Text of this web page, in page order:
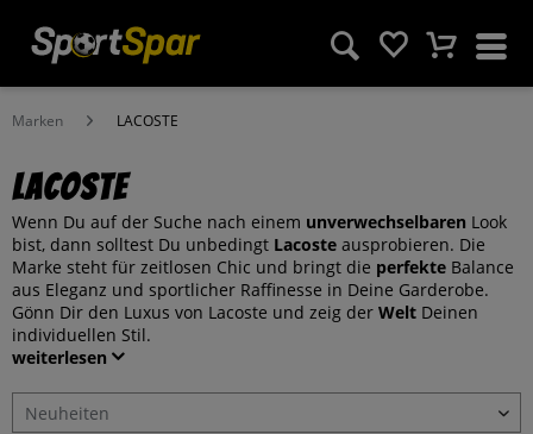
Marken LACOSTE
LACOSTE
Wenn Du auf der Suche nach einem unverwechselbaren Look
bist, dann solltest Du unbedingt Lacoste ausprobieren. Die
Marke steht für zeitlosen Chic und bringt die perfekte Balance
aus Eleganz und sportlicher Raffinesse in Deine Garderobe.
Gönn Dir den Luxus von Lacoste und zeig der Welt Deinen
individuellen Stil.
weiterlesen